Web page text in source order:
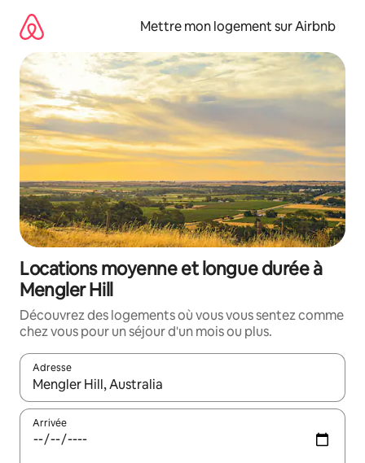
directement
contenu
Mettre mon logement sur Airbnb
Locations moyenne et longue durée à
Mengler Hill
Découvrez des logements où vous vous sentez comme
chez vous pour un séjour d'un mois ou plus.
Adresse
Lorsque les résultats s'affichent, utilisez les flèches vers le
Arrivée